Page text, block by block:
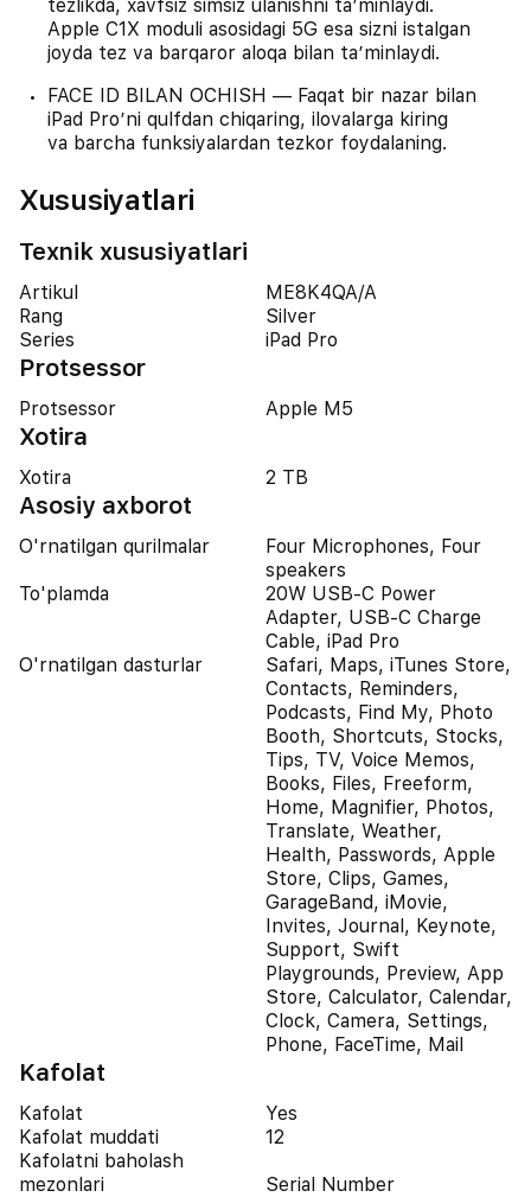
tezlikda, xavfsiz simsiz ulanishni taʼminlaydi.
Apple C1X moduli asosidagi 5G esa sizni istalgan
joyda tez va barqaror aloqa bilan taʼminlaydi.
FACE ID BILAN OCHISH — Faqat bir nazar bilan
iPad Pro’ni qulfdan chiqaring, ilovalarga kiring
va barcha funksiyalardan tezkor foydalaning.
Xususiyatlari
Texnik xususiyatlari
Artikul
ME8K4QA/A
Rang
Silver
Series
iPad Pro
Protsessor
Protsessor Apple M5
Xotira
Xotira 2 TB
Asosiy axborot
O'rnatilgan qurilmalar
Four Microphones, Four
speakers
To'plamda
20W USB-C Power
Adapter, USB-C Charge
Cable, iPad Pro
O'rnatilgan dasturlar
Safari, Maps, iTunes Store,
Contacts, Reminders,
Podcasts, Find My, Photo
Booth, Shortcuts, Stocks,
Tips, TV, Voice Memos,
Books, Files, Freeform,
Home, Magnifier, Photos,
Translate, Weather,
Health, Passwords, Apple
Store, Clips, Games,
GarageBand, iMovie,
Invites, Journal, Keynote,
Support, Swift
Playgrounds, Preview, App
Store, Calculator, Calendar,
Clock, Camera, Settings,
Phone, FaceTime, Mail
Kafolat
Kafolat
Yes
Kafolat muddati
12
Kafolatni baholash
mezonlari
Serial Number